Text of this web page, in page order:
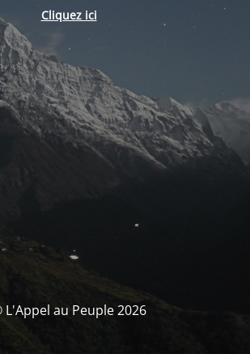
Cliquez ici
L'Appel au Peuple 2026